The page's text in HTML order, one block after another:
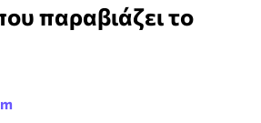
παραβιάζει το